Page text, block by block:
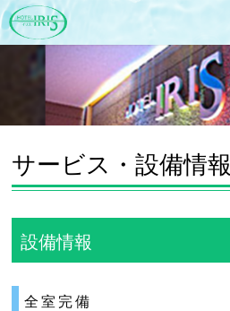
サービス・設備情報
設備情報
全室完備